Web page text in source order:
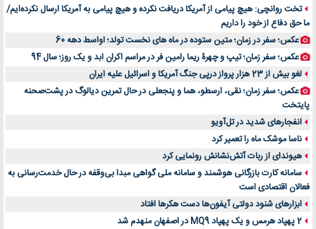
تخت روانچی: هیچ پیامی از آمریکا دریافت نکرده و هیچ پیامی به آمریکا ارسال نکرده‌ایم/
ما حق دفاع از خود را داریم
عکس؛ سفر در زمان؛ متین ستوده در ماه های نخست تولد؛ اواسط دهه 60
عکس؛ سفر زمان؛ تیپ و چهرۀ ریما رامین فر در مراسم اکران ابد و یک روز؛ سال 94
لغو بیش از 23 هزار پرواز درپی جنگ آمریکا و اسرائیل علیه ایران
عکس؛ سفر زمان؛ نقی، ارسطو، هما و پنجعلی در حال تمرین دیالوگ در پشت‌صحنه
پایتخت
انفجارهای شدید در تل‌آویو
ناسا موشک ماه را تعمیر کرد
هیوندای از ربات آتش‌نشانش رونمایی کرد
سامانه کارت بازرگانی هوشمند و سامانه ملی گواهی مبدا بی‌وقفه در حال خدمت‌رسانی به
فعالان اقتصادی است
ابزارهای شنود دولتی آیفون‌ها دست هکرها افتاد
2 پهپاد هرمس و یک پهپاد MQ9 در اصفهان منهدم شد